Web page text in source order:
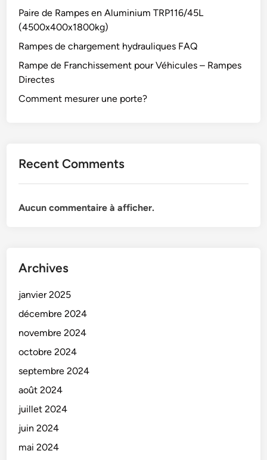
Paire de Rampes en Aluminium TRP116/45L
(4500x400x1800kg)
Rampes de chargement hydrauliques FAQ
Rampe de Franchissement pour Véhicules – Rampes
Directes
Comment mesurer une porte?
Recent Comments
Aucun commentaire à afficher.
Archives
janvier 2025
décembre 2024
novembre 2024
octobre 2024
septembre 2024
août 2024
juillet 2024
juin 2024
mai 2024